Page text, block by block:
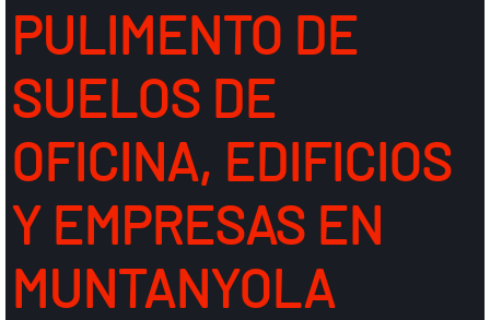
PULIMENTO DE
SUELOS DE
OFICINA, EDIFICIOS
Y EMPRESAS EN
MUNTANYOLA